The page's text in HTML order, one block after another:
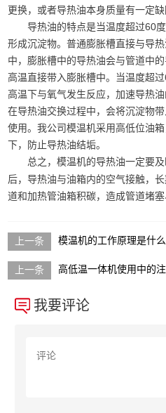
更换，或者导热油本身质量有一定缺
导热油的特点是当温度超过60
形成沉淀物。普通膨胀槽直接与导
中，膨胀槽中的导热油会与管道中
高温直接带入膨胀槽中。当温度超
高温下与氧气发生反应，加速导热
在导热油交换过程中，会将沉淀物
使用。我公司模温机采用高低位油
下，防止导热油结垢。
总之，模温机的导热油一定要
后，导热油与油箱内的空气接触，
道和加热管油箱积碳，造成管道堵塞
模温机的工作原理是什么
高低温一体机使用中的
我要评论